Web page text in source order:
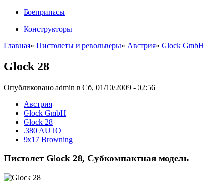
Боеприпасы
Конструкторы
Главная» Пистолеты и револьверы» Австрия» Glock GmbH
Glock 28
Опубликовано admin в Сб, 01/10/2009 - 02:56
Австрия
Glock GmbH
Glock 28
.380 AUTO
9x17 Browning
Пистолет Glock 28, Субкомпактная модель